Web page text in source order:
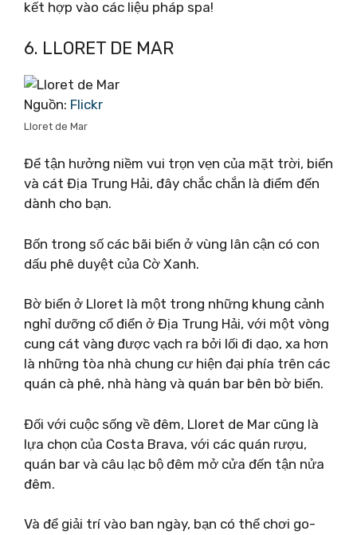
kết hợp vào các liệu pháp spa!
6. LLORET DE MAR
Nguồn: Flickr
Lloret de Mar
Để tận hưởng niềm vui trọn vẹn của mặt trời, biển
và cát Địa Trung Hải, đây chắc chắn là điểm đến
dành cho bạn.
Bốn trong số các bãi biển ở vùng lân cận có con
dấu phê duyệt của Cờ Xanh.
Bờ biển ở Lloret là một trong những khung cảnh
nghỉ dưỡng cổ điển ở Địa Trung Hải, với một vòng
cung cát vàng được vạch ra bởi lối đi dạo, xa hơn
là những tòa nhà chung cư hiện đại phía trên các
quán cà phê, nhà hàng và quán bar bên bờ biển.
Đối với cuộc sống về đêm, Lloret de Mar cũng là
lựa chọn của Costa Brava, với các quán rượu,
quán bar và câu lạc bộ đêm mở cửa đến tận nửa
đêm.
Và để giải trí vào ban ngày, bạn có thể chơi go-